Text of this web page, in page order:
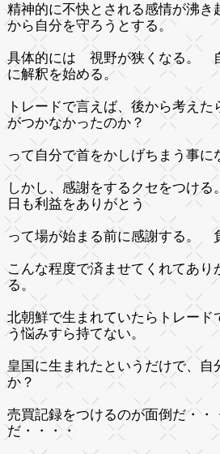
精神的に不快とされる感情が沸き
から自分を守ろうとする。
具体的には 視野が狭くなる。
に解釈を始める。
トレードで言えば、後から考え
がつかなかったのか？
って自分で首をかしげちまう事
しかし、感謝をするクセをつけ
日も利益をありがとう
って場が始まる前に感謝する。
こんな程度で済ませてくれてあ
る。
北朝鮮で生まれていたらトレー
う悩みすら持てない。
皇国に生まれたというだけで、自
か？
売買記録をつけるのが面倒だ・
だ・・・・